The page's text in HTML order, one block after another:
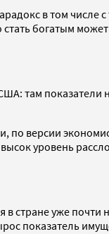
в том числе с
богатым
там показатели
по версии
уровень
стране уже почти
показатель